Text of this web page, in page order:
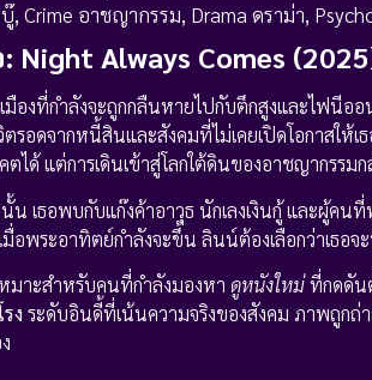
, Crime อาชญากรรม, Drama ดราม่า,
: Night Always Comes
มืองที่กำลังจะถูกกลืนหายไปกับตึกสูงและไฟนีออ
รอดจากหนี้สินและสังคมที่ไม่เคยเปิดโอกาสให้
ได้ แต่การเดินเข้าสู่โลกใต้ดินของอาชญากรรม
เธอพบกับแก๊งค้าอาวุธ นักเลงเงินกู้ และผู้คน
มื่อพระอาทิตย์กำลังจะขึ้น ลินน์ต้องเลือกว่าเธอ
มาะสำหรับคนที่กำลังมองหา ดูหนังใหม่ที่กดดัน
ง ระดับอินดี้ที่เน้นความจริงของสังคม ภาพถูกถ่